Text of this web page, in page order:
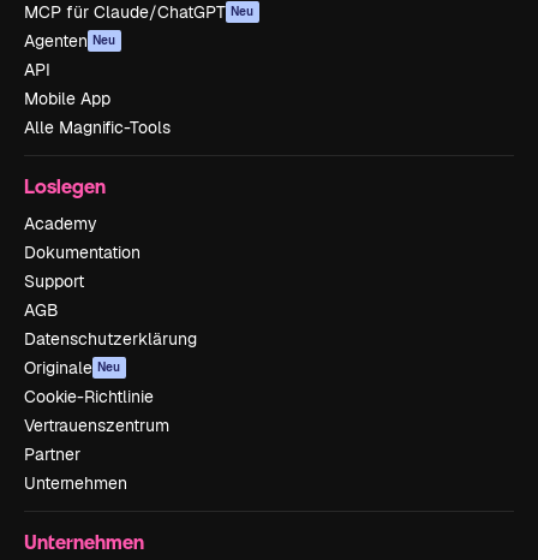
MCP für Claude/ChatGPT Neu
Agenten Neu
API
Mobile App
Alle Magnific-Tools
Loslegen
Academy
Dokumentation
Support
AGB
Datenschutzerklärung
Originale Neu
Cookie-Richtlinie
Vertrauenszentrum
Partner
Unternehmen
Unternehmen